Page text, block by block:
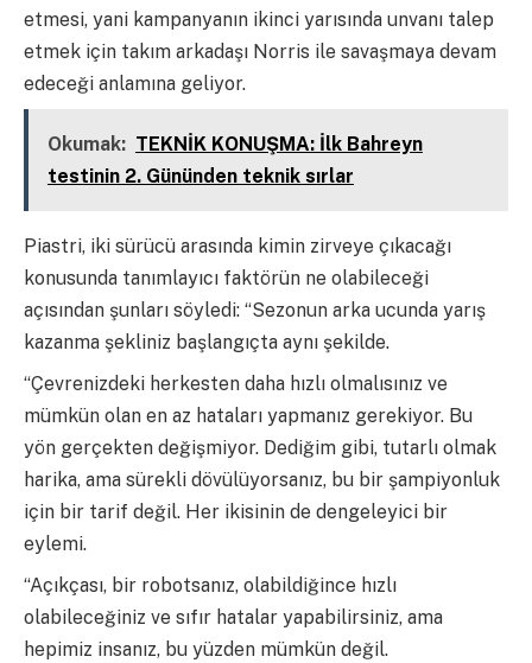
etmesi, yani kampanyanın ikinci yarısında unvanı talep
etmek için takım arkadaşı Norris ile savaşmaya devam
edeceği anlamına geliyor.
Okumak: TEKNİK KONUŞMA: İlk Bahreyn
testinin 2. Gününden teknik sırlar
Piastri, iki sürücü arasında kimin zirveye çıkacağı
konusunda tanımlayıcı faktörün ne olabileceği
açısından şunları söyledi: “Sezonun arka ucunda yarış
kazanma şekliniz başlangıçta aynı şekilde.
“Çevrenizdeki herkesten daha hızlı olmalısınız ve
mümkün olan en az hataları yapmanız gerekiyor. Bu
yön gerçekten değişmiyor. Dediğim gibi, tutarlı olmak
harika, ama sürekli dövülüyorsanız, bu bir şampiyonluk
için bir tarif değil. Her ikisinin de dengeleyici bir
eylemi.
“Açıkçası, bir robotsanız, olabildiğince hızlı
olabileceğiniz ve sıfır hatalar yapabilirsiniz, ama
hepimiz insanız, bu yüzden mümkün değil.